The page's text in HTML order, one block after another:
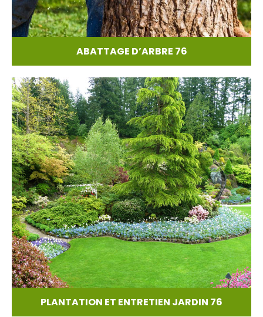
ABATTAGE D’ARBRE 76
PLANTATION ET ENTRETIEN JARDIN 76